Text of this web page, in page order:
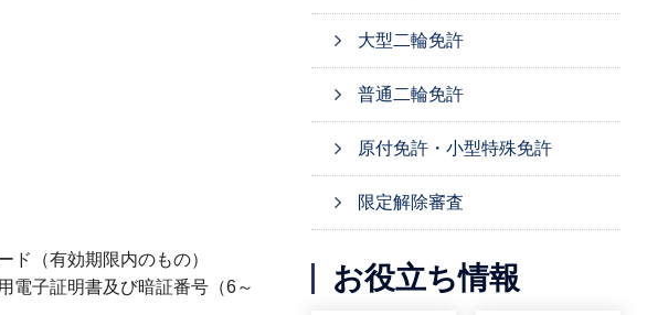
ド（有効期限内のもの）
電子証明書及び暗証番号（6～
大型二輪免許
普通二輪免許
原付免許・小型特殊免許
限定解除審査
お役立ち情報